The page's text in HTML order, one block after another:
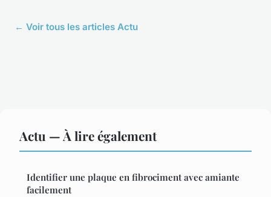
← Voir tous les articles Actu
Actu — À lire également
Identifier une plaque en fibrociment avec amiante
facilement